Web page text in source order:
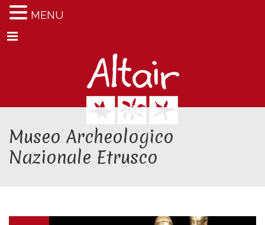
Menu
Museo Archeologico
Nazionale Etrusco
MENU